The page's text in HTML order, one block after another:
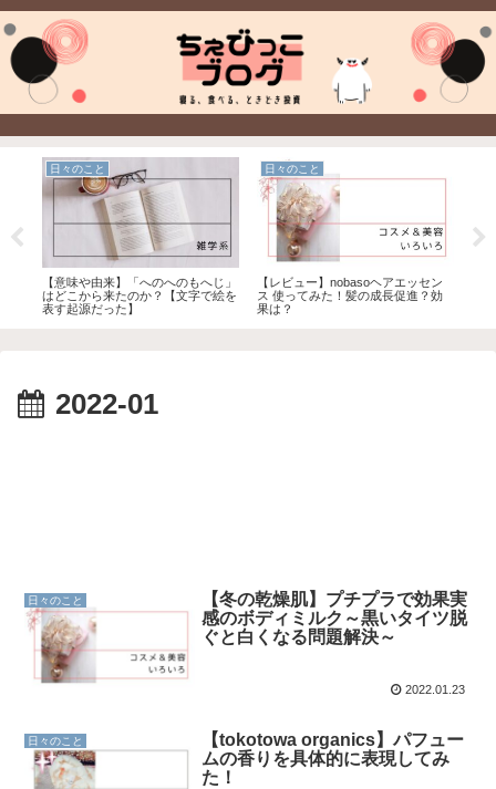
日々のこと
【意味や由来】「へのへのもへじ」
はどこから来たのか？【文字で絵を
表す起源だった】
日々のこと
【レビュー】nobasoヘアエッセン
ス 使ってみた！髪の成長促進？効
果は？
2022-01
日々のこと
【冬の乾燥肌】プチプラで効果実
感のボディミルク～黒いタイツ脱
ぐと白くなる問題解決～
2022.01.23
日々のこと
【tokotowa organics】パフュー
ムの香りを具体的に表現してみ
た！